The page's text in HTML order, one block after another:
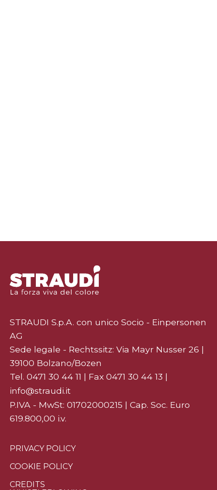
STRAUDI S.p.A. con unico Socio - Einpersonen
AG
Sede legale - Rechtssitz: Via Mayr Nusser 26 |
39100 Bolzano/Bozen
Tel. 0471 30 44 11 | Fax 0471 30 44 13 |
info@straudi.it
P.IVA - MwSt: 01702000215 | Cap. Soc. Euro
619.800,00 i.v.
PRIVACY POLICY
COOKIE POLICY
CREDITS